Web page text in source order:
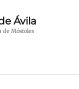
Ávila
de Móstoles